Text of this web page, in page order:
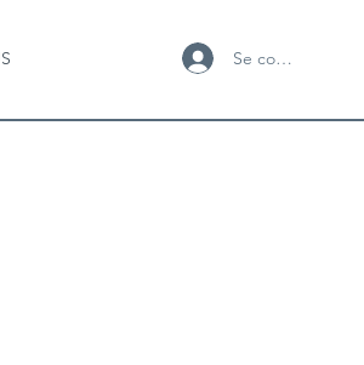
Se connecter